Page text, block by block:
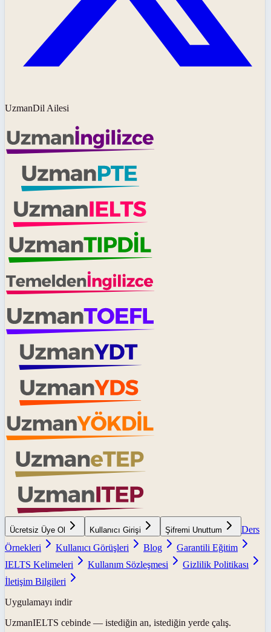
UzmanDil Ailesi
Ücretsiz Üye Ol Kullanıcı Girişi Şifremi Unuttum
Ders
Örnekleri
Kullanıcı Görüşleri Blog
Garantili Eğitim
IELTS Kelimeleri
Kullanım Sözleşmesi
Gizlilik Politikası
İletişim Bilgileri
Uygulamayı indir
UzmanIELTS cebinde — istediğin an, istediğin yerde çalış.